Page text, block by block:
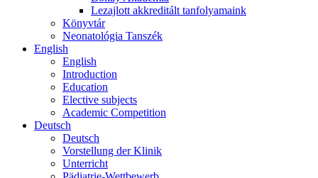
Lezajlott akkreditált tanfolyamaink
Könyvtár
Neonatológia Tanszék
English
English
Introduction
Education
Elective subjects
Academic Competition
Deutsch
Deutsch
Vorstellung der Klinik
Unterricht